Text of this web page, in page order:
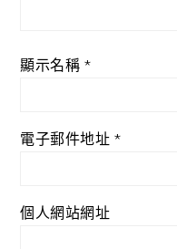
顯示名稱 *
電子郵件地址 *
個人網站網址